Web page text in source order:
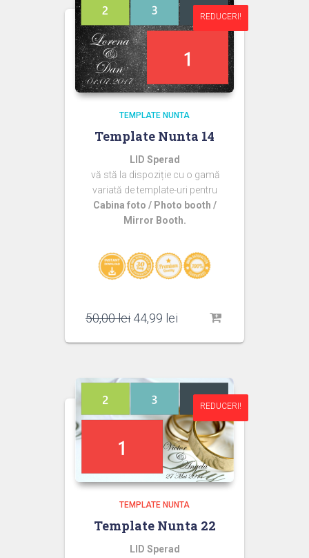
REDUCERI!
REDUCERI!
TEMPLATE NUNTA
Template Nunta 14
LID Sperad
vă stă la dispoziție cu o gamă
variată de template-uri pentru
Cabina foto / Photo booth /
Mirror Booth.
50,00lei Prețul
a
50,00 lei.
44,99 lei
este:
REDUCERI!
REDUCERI!
TEMPLATE NUNTA
Template Nunta 22
LID Sperad